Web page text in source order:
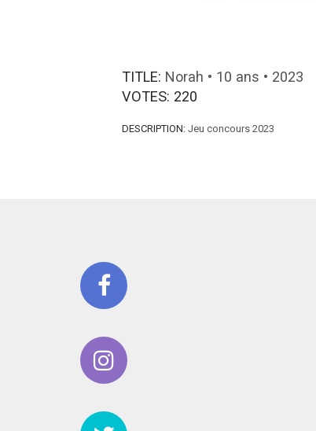
TITLE: Norah • 10 ans • 2023
VOTES: 220
DESCRIPTION:Jeu concours 2023